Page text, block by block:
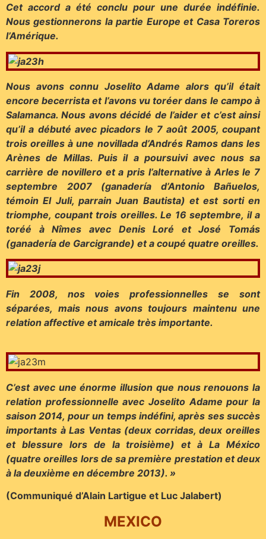
Cet accord a été conclu pour une durée indéfinie.
Nous gestionnerons la partie Europe et Casa Toreros
l’Amérique.
Nous avons connu Joselito Adame alors qu’il était
encore becerrista et l’avons vu toréer dans le campo à
Salamanca. Nous avons décidé de l’aider et c’est ainsi
qu’il a débuté avec picadors le 7 août 2005, coupant
trois oreilles à une novillada d’Andrés Ramos dans les
Arènes de Millas. Puis il a poursuivi avec nous sa
carrière de novillero et a pris l’alternative à Arles le 7
septembre 2007 (ganadería d’Antonio Bañuelos,
témoin El Juli, parrain Juan Bautista) et est sorti en
triomphe, coupant trois oreilles. Le 16 septembre, il a
toréé à Nîmes avec Denis Loré et José Tomás
(ganadería de Garcigrande) et a coupé quatre oreilles.
Fin 2008, nos voies professionnelles se sont
séparées, mais nous avons toujours maintenu une
relation affective et amicale très importante.
C’est avec une énorme illusion que nous renouons la
relation professionnelle avec Joselito Adame pour la
saison 2014, pour un temps indéfini, après ses succès
importants à Las Ventas (deux corridas, deux oreilles
et blessure lors de la troisième) et à La México
(quatre oreilles lors de sa première prestation et deux
à la deuxième en décembre 2013). »
(Communiqué d’Alain Lartigue et Luc Jalabert)
MEXICO